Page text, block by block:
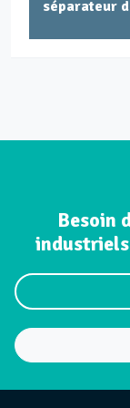
séparateur
Besoin